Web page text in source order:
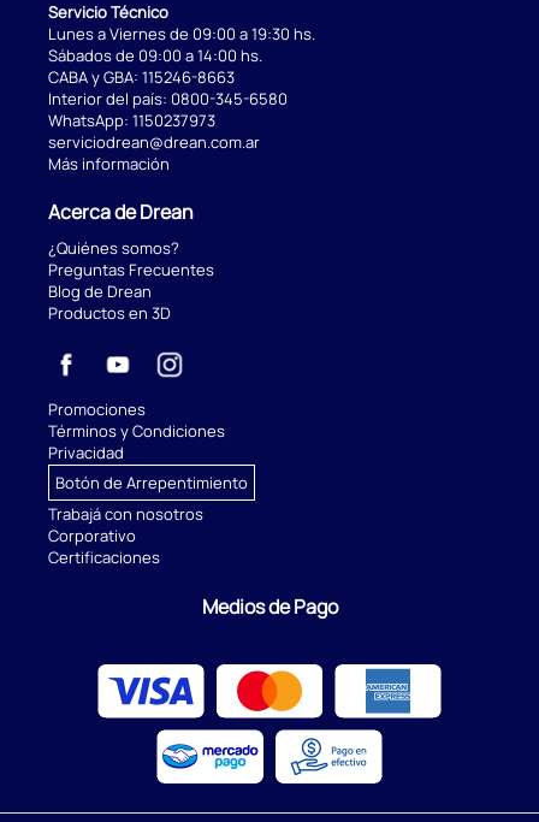
Servicio Técnico
Lunes a Viernes de 09:00 a 19:30 hs.
Sábados de 09:00 a 14:00 hs.
CABA y GBA: 115246-8663
Interior del país: 0800-345-6580
WhatsApp: 1150237973
serviciodrean@drean.com.ar
Más información
Acerca de Drean
¿Quiénes somos?
Preguntas Frecuentes
Blog de Drean
Productos en 3D
Promociones
Términos y Condiciones
Privacidad
Botón de Arrepentimiento
Trabajá con nosotros
Corporativo
Certificaciones
Medios de Pago